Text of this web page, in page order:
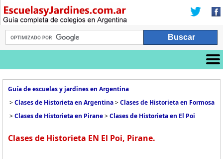
Guía de escuelas y jardines en Argentina
>Clases de Historieta en Argentina>Clases de Historieta en Formosa
>Clases de Historieta en Pirane>Clases de Historieta en El Poi
Clases de Historieta EN El Poi, Pirane.